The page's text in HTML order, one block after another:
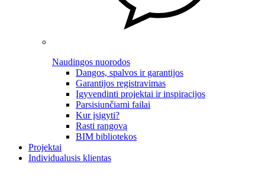
Naudingos nuorodos
Dangos, spalvos ir garantijos
Garantijos registravimas
Įgyvendinti projektai ir inspiracijos
Parsisiunčiami failai
Kur įsigyti?
Rasti rangovą
BIM bibliotekos
Projektai
Individualusis klientas